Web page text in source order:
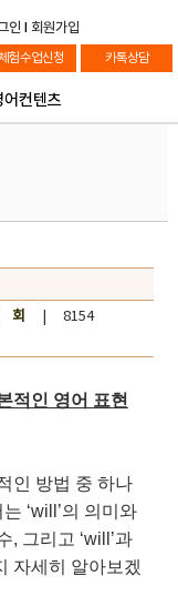
인 l 회원가입
체험수업신청 카톡상담
어컨텐츠
회
| 8154
적인 영어 표현
인 방법 중 하나
‘will’의 의미와
, 그리고 ‘will’과
자세히 알아보겠